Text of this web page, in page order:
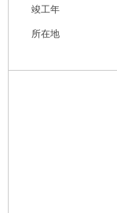
竣工年
所在地